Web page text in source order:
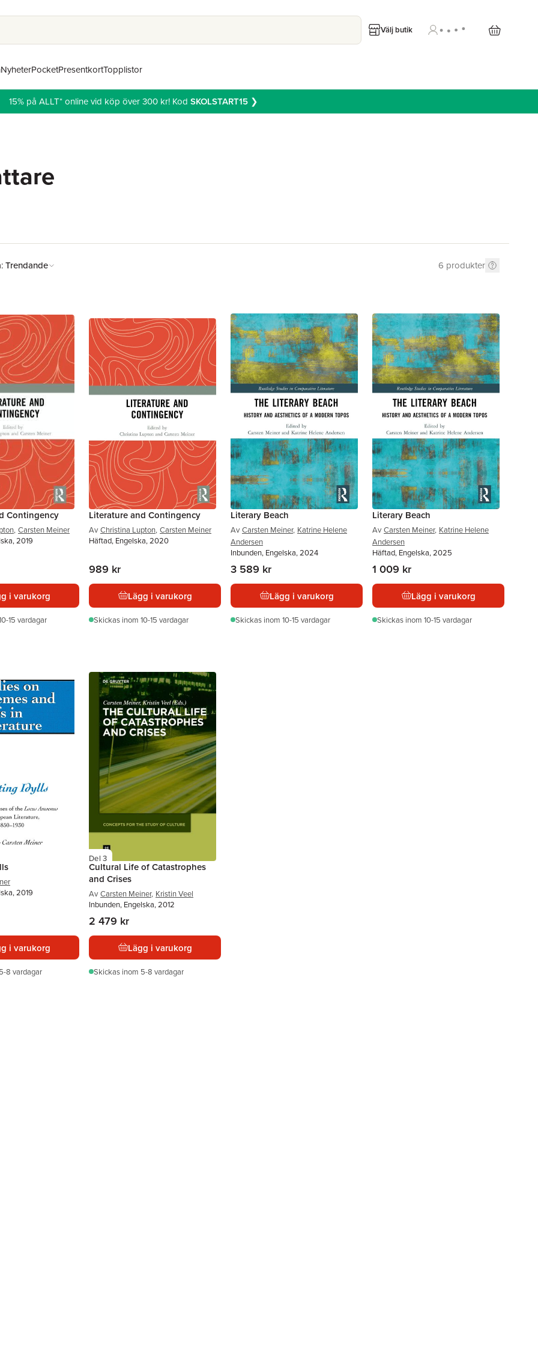
Välj butik
NyheterPocketPresentkortTopplistor
15% på ALLT* online vid köp över 300 kr! Kod SKOLSTART15❯
Trendande 6 produkter
Contingency
, Carsten Meiner
2019
i varukorg
15 vardagar
Literature and Contingency
Av Christina Lupton, Carsten Meiner
Häftad, Engelska, 2020
989 kr
Lägg i varukorg
Skickas inom 10-15 vardagar
Literary Beach
Av Carsten Meiner, Katrine Helene
Andersen
Inbunden, Engelska, 2024
3 589 kr
Lägg i varukorg
Skickas inom 10-15 vardagar
Literary Beach
Av Carsten Meiner, Katrine Helene
Andersen
Häftad, Engelska, 2025
1 009 kr
Lägg i varukorg
Skickas inom 10-15 vardagar
2019
i varukorg
8 vardagar
Del 3
Cultural Life of Catastrophes
and Crises
Av Carsten Meiner, Kristin Veel
Inbunden, Engelska, 2012
2 479 kr
Lägg i varukorg
Skickas inom 5-8 vardagar